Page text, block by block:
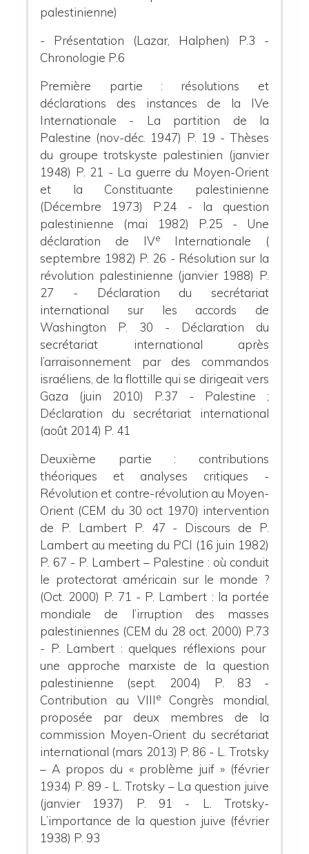
palestinienne)
- Présentation (Lazar, Halphen) P.3 -
Chronologie P.6
Première partie : résolutions et
déclarations des instances de la IVe
Internationale - La partition de la
Palestine (nov-déc. 1947) P. 19 - Thèses
du groupe trotskyste palestinien (janvier
1948) P. 21 - La guerre du Moyen-Orient
et la Constituante palestinienne
(Décembre 1973) P.24 - la question
palestinienne (mai 1982) P.25 - Une
déclaration de IVe Internationale (
septembre 1982) P. 26 - Résolution sur la
révolution palestinienne (janvier 1988) P.
27 - Déclaration du secrétariat
international sur les accords de
Washington P. 30 - Déclaration du
secrétariat international après
l’arraisonnement par des commandos
israéliens, de la flottille qui se dirigeait vers
Gaza (juin 2010) P.37 - Palestine ;
Déclaration du secrétariat international
(août 2014) P. 41
Deuxième partie : contributions
théoriques et analyses critiques -
Révolution et contre-révolution au Moyen-
Orient (CEM du 30 oct 1970) intervention
de P. Lambert P. 47 - Discours de P.
Lambert au meeting du PCI (16 juin 1982)
P. 67 - P. Lambert – Palestine : où conduit
le protectorat américain sur le monde ?
(Oct. 2000) P. 71 - P. Lambert : la portée
mondiale de l’irruption des masses
palestiniennes (CEM du 28 oct. 2000) P.73
- P. Lambert : quelques réflexions pour
une approche marxiste de la question
palestinienne (sept. 2004) P. 83 -
Contribution au VIIIe Congrès mondial,
proposée par deux membres de la
commission Moyen-Orient du secrétariat
international (mars 2013) P. 86 - L. Trotsky
– A propos du « problème juif » (février
1934) P. 89 - L. Trotsky – La question juive
(janvier 1937) P. 91 - L. Trotsky-
L’importance de la question juive (février
1938) P. 93